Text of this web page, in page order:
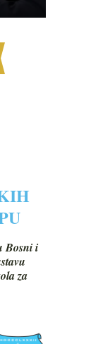
Bosni i
za